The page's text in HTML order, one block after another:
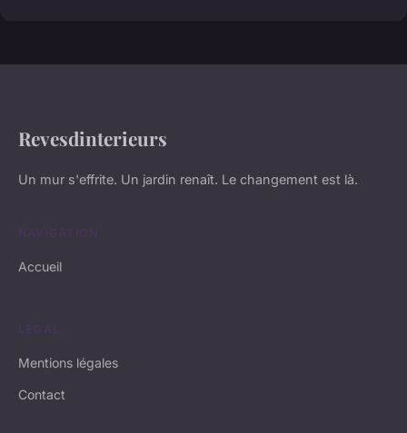
Revesdinterieurs
Un mur s'effrite. Un jardin renaît. Le changement est là.
NAVIGATION
Accueil
LÉGAL
Mentions légales
Contact